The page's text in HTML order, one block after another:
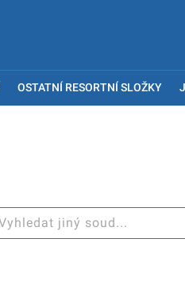
OSTATNÍ RESORTNÍ SLOŽKY